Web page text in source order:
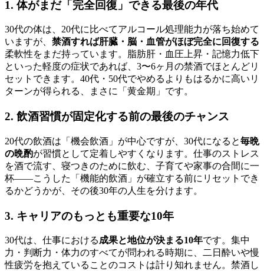
1. 体がまだ「完全回復」できる最後の年代
30代の体は、20代に比べてアルコール処理能力が落ち始めて
いますが、 禁酒すれば肝臓・脳・血管がほぼ完全に回復する
柔軟性をまだ持っています。脂肪肝・血圧上昇・記憶力低下
といった軽度の症状であれば、3〜6ヶ月の禁酒でほとんどリ
セットできます。40代・50代でやめるよりもはるかに高いリ
ターンが得られる、まさに「黄金期」です。
2. 飲酒習慣が固定化する前の最後のチャンス
20代の飲酒は「機会飲酒」が中心ですが、30代になると毎晩
の晩酌が習慣として定着しやすくなります。仕事のストレス
を酒で流す、寝つきのために飲む、子育てや家事の合間に一
杯――こうした「機能的飲酒」が確立する前にリセットでき
るかどうかが、その後30年の人生を分けます。
3. キャリアのもっとも重要な10年
30代は、仕事における成果と地位が決まる10年です。集中
力・判断力・体力のすべてが問われる時期に、二日酔いや慢
性疲労を抱えていることのコストは計り知れません。禁酒し